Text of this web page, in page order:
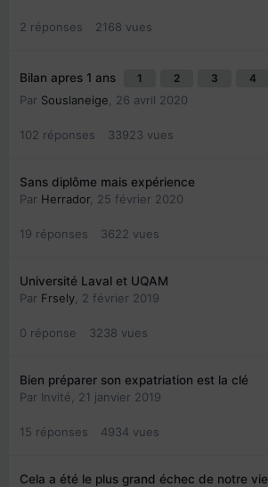
2 réponses 2168 vues
Bilan apres 1 ans 1 2 3 4
Par Souslaneige 26 avril 2020
102 réponses 33923 vues
Sans diplôme mais expérience
Par Herrador, 25 février 2020
19 réponses 3622 vues
Université Laval et UQAM
Par Frsely 2 février 2019
0 réponse 3238 vues
Bien préparer son expatriation est la clé
Par Invité, 21 janvier 2019
15 réponses 4934 vues
Cela a été le plus gra nd é chec de notre vie